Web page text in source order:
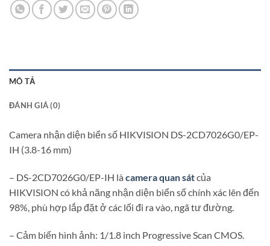
MÔ TẢ
ĐÁNH GIÁ (0)
Camera nhận diện biển số HIKVISION DS-2CD7026G0/EP-
IH (3.8-16 mm)
– DS-2CD7026G0/EP-IH là camera quan sátcủa
HIKVISION có khả năng nhận diện biển số chính xác lên đến
98%, phù hợp lắp đặt ở các lối đi ra vào, ngã tư đường.
– Cảm biến hình ảnh: 1/1.8 inch Progressive Scan CMOS.